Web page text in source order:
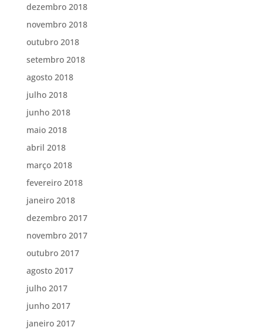
dezembro 2018
novembro 2018
outubro 2018
setembro 2018
agosto 2018
julho 2018
junho 2018
maio 2018
abril 2018
março 2018
fevereiro 2018
janeiro 2018
dezembro 2017
novembro 2017
outubro 2017
agosto 2017
julho 2017
junho 2017
janeiro 2017